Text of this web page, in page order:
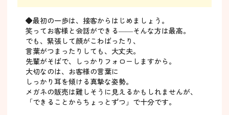
◆最初の一歩は、接客からはじめましょう。
笑ってお客様と会話ができる――そんな方は最高。
でも、緊張して顔がこわばったり、
言葉がつまったりしても、大丈夫。
先輩がそばで、しっかりフォローしますから。
大切なのは、お客様の言葉に
しっかり耳を傾ける真摯な姿勢。
メガネの販売は難しそうに見えるかもしれませんが、
「できることからちょっとずつ」で十分です。